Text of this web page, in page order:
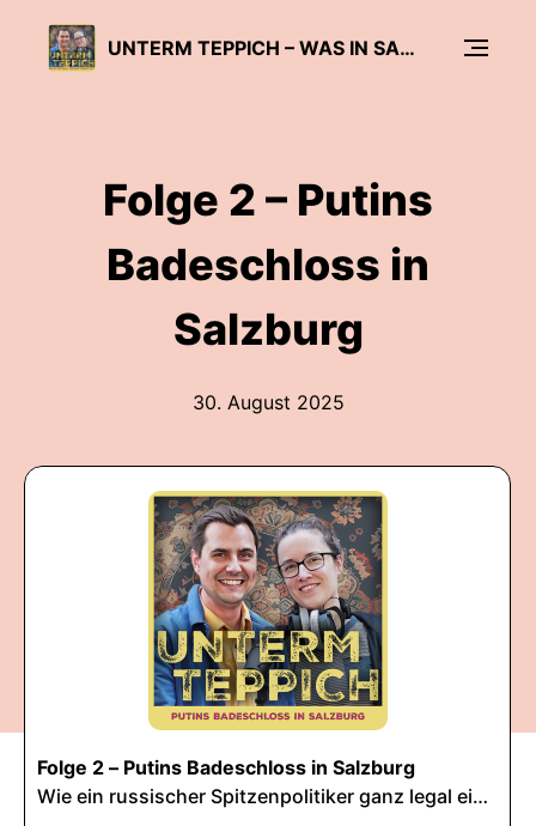
UNTERM TEPPICH – WAS IN SALZBURG NIEMAND WISSEN SOLL
Folge 2 – Putins
Badeschloss in
Salzburg
30. August 2025